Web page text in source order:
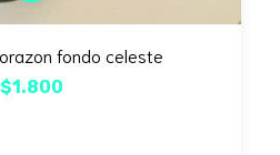
fondo celeste
$1.800